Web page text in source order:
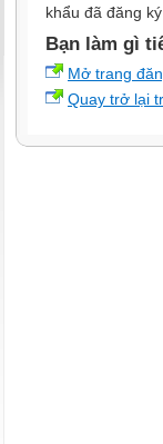
khẩu đã đăng
Bạn làm gì
Mở trang
Quay trở lại